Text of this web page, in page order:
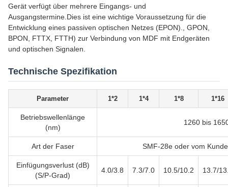
Gerät verfügt über mehrere Eingangs- und
Ausgangstermine.Dies ist eine wichtige Voraussetzung für die
Entwicklung eines passiven optischen Netzes (EPON)., GPON,
BPON, FTTX, FTTH) zur Verbindung von MDF mit Endgeräten
und optischen Signalen.
Technische Spezifikation
Parameter 1*2 1*4 1*8 1*16
Betriebswellenlänge
(nm)
1260 bis
Art der Faser SMF-28e oder vom
Einfügungsverlust (dB)
(S/P-Grad)
4.0/3.8 7.3/7.0 10.5/10.2 13.7/